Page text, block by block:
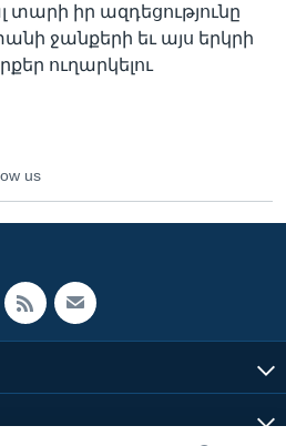
տարի իր ազդեցությունը
ջանքերի եւ այս երկրի
ուղարկելու
us